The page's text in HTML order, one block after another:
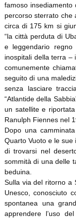
famoso insediamento
percorso sterrato che
circa di 175 km si
“la città perduta di
e leggendario
inospitali della terra –
comunemente
seguito di una
senza lasciare
“Atlantide della
un satellite e
Ranulph Fiennes nel
Dopo una
Quarto Vuoto e le
di trovarsi nel
sommità di una delle
beduina.
Sulla via del ritorno a
Unesco, conosciuto
spontanea una
apprendere l’uso